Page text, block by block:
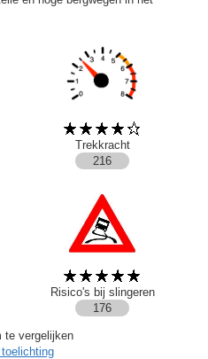
Trekkracht
216
Risico's bij slingeren
176
te vergelijken